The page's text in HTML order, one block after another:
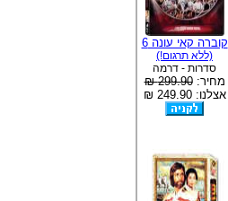
קוברה קאי עונה 6
(ללא תרגום!)
סדרות - דרמה
מחיר:299.90 ₪
אצלנו: 249.90 ₪